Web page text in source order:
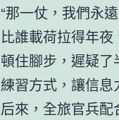
“那一仗，我們永
比誰載荷拉得年
頓住腳步，遲疑
練習方式，讓信息
后來，全旅官兵